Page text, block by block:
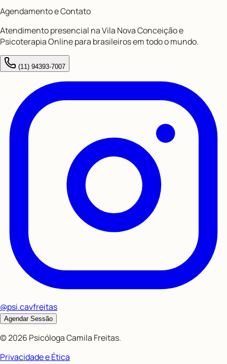
Agendamento e Contato
Atendimento presencial na Vila Nova Conceição e
Psicoterapia Online para brasileiros em todo o mundo.
(11) 94393-7007
@psi.cavfreitas
Agendar Sessão
©2026 Psicóloga Camila Freitas.
Privacidade e Ética